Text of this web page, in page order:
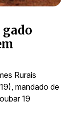
Rurais
mandado de
19